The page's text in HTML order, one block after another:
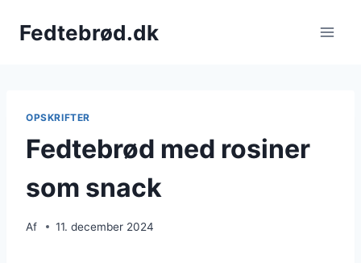
Fedtebrød.dk
OPSKRIFTER
Fedtebrød med rosiner
som snack
Af 11. december 2024